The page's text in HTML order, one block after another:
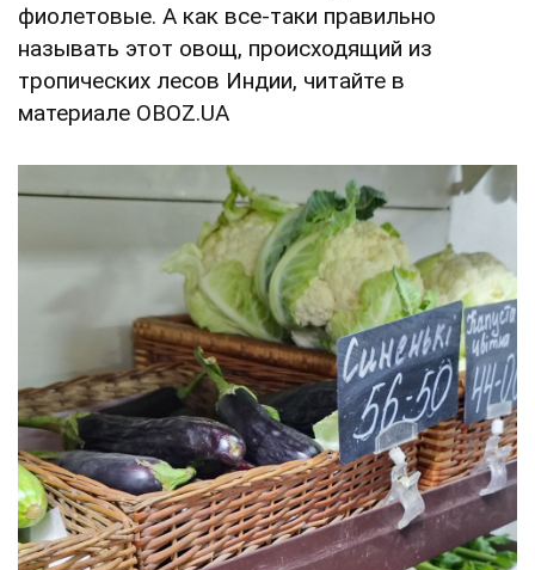
фиолетовые. А как все-таки правильно
называть этот овощ, происходящий из
тропических лесов Индии, читайте в
материале OBOZ.UA